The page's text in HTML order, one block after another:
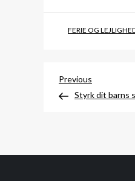
FERIE OG
Previous
Post
Previous
Styrk dit barns